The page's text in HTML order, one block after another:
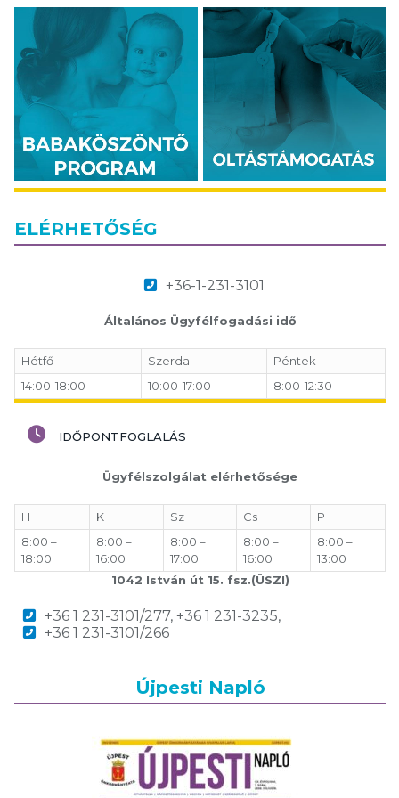
ELÉRHETŐSÉG
+36-1-231-3101
Általános Ügyfélfogadási idő
Hétfő Szerda
Péntek
14:00-18:00
10:00-17:00 8:00-12:30
IDŐPONTFOGLALÁS
Ügyfélszolgálat elérhetősége
H K Sz Cs
P
8:00 –
18:00
8:00 –
16:00
8:00 –
17:00
8:00 –
16:00
8:00 –
13:00
1042 István út 15. fsz.(ÜSZI)
+36 1 231-3101/277, +36 1 231-3235,
+36 1 231-3101/266
Újpesti Napló